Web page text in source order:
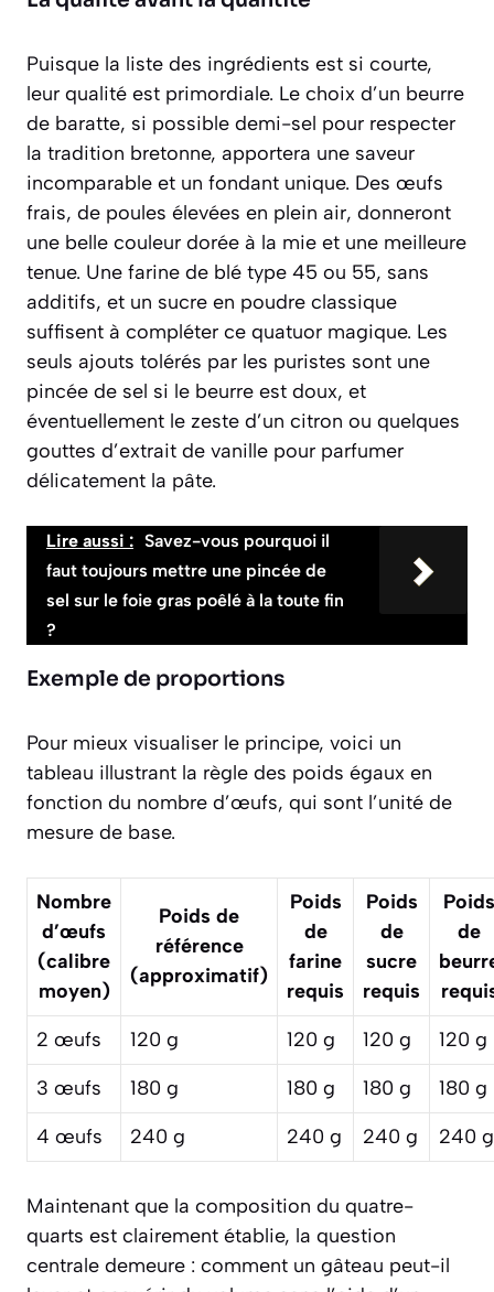
Puisque la liste des ingrédients est si courte,
leur qualité est primordiale. Le choix d’un beurre
de baratte, si possible demi-sel pour respecter
la tradition bretonne, apportera une saveur
incomparable et un fondant unique. Des œufs
frais, de poules élevées en plein air, donneront
une belle couleur dorée à la mie et une meilleure
tenue. Une farine de blé type 45 ou 55, sans
additifs, et un sucre en poudre classique
suffisent à compléter ce quatuor magique. Les
seuls ajouts tolérés par les puristes sont une
pincée de sel si le beurre est doux, et
éventuellement le zeste d’un citron ou quelques
gouttes d’extrait de vanille pour parfumer
délicatement la pâte.
Lire aussi : Savez-vous pourquoi il
faut toujours mettre une pincée de
sel sur le foie gras poêlé à la toute fin
?
Exemple de proportions
Pour mieux visualiser le principe, voici un
tableau illustrant la règle des poids égaux en
fonction du nombre d’œufs, qui sont l’unité de
mesure de base.
Nombre
d’œufs
(calibre
moyen)
Poids de
référence
(approximatif)
Poids
de
farine
requis
Poids
de
sucre
requis
Poids
de
2 œufs
120 g 120 g 120 g
120 g
3 œufs
180 g 180 g 180 g
180 g
4 œufs
240 g 240 g 240 g 240 g
Maintenant que la composition du quatre-
quarts est clairement établie, la question
centrale demeure : comment un gâteau peut-il